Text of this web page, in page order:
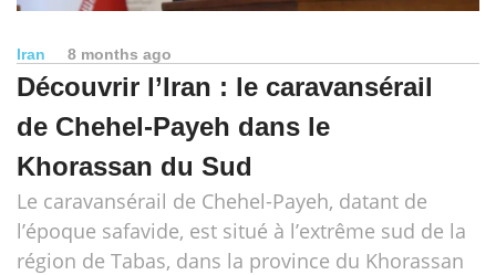
Iran 8 months ago
Découvrir l’Iran : le caravansérail
de Chehel-Payeh dans le
Khorassan du Sud
Le caravansérail de Chehel-Payeh, datant de
l’époque safavide, est situé à l’extrême sud de la
région de Tabas, dans la province du Khorassan